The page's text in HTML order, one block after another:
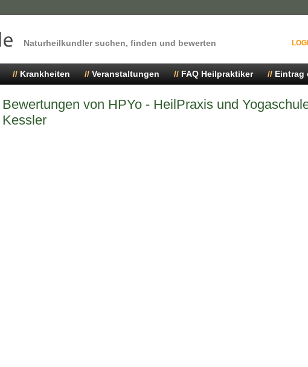
Naturheilkundler suchen, finden und bewerten
Krankheiten Veranstaltungen FAQ Heilpraktiker Eintrag
Bewertungen von HPYo - HeilPraxis und
Kessler